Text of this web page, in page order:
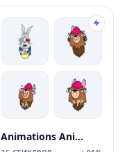
Animations Animals Sticks